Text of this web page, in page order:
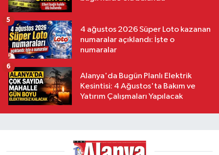
4 ağustos 2026 Süper Loto kazanan
numaralar açıklandı: İşte o
numaralar
5
Alanya'da Bugün Planlı Elektrik
Kesintisi: 4 Ağustos'ta Bakım ve
Yatırım Çalışmaları Yapılacak
6